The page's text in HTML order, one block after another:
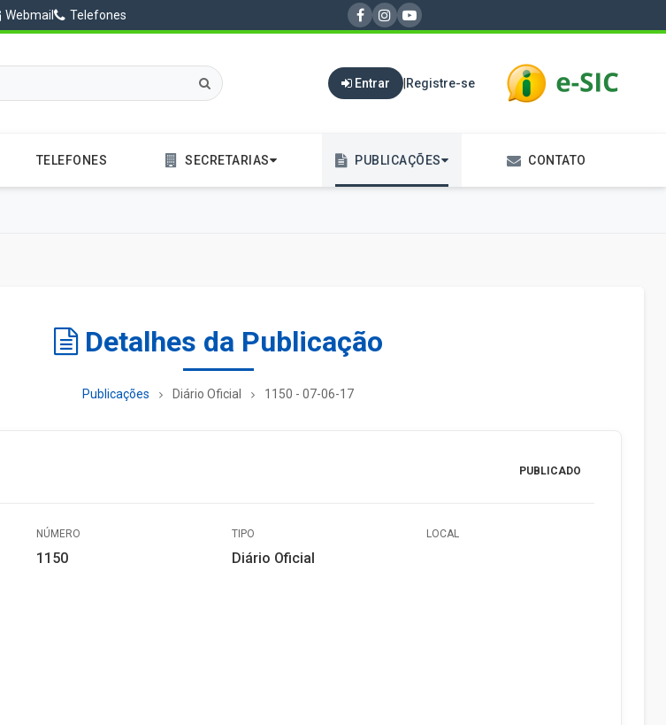
Webmail Telefones
Entrar | Registre-se
TELEFONES SECRETARIAS PUBLICAÇÕES CONTATO
Detalhes da Publicação
Publicações Diário Oficial 1150 - 07-06-17
PUBLICADO
NÚMERO
1150
TIPO
Diário Oficial
LOCAL